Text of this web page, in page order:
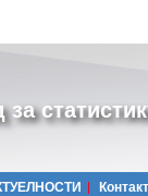
Контакт